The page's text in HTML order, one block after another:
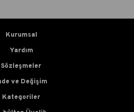
Kurumsal
Yardım
Sözleşmeler
ve Değişim
Kategoriler